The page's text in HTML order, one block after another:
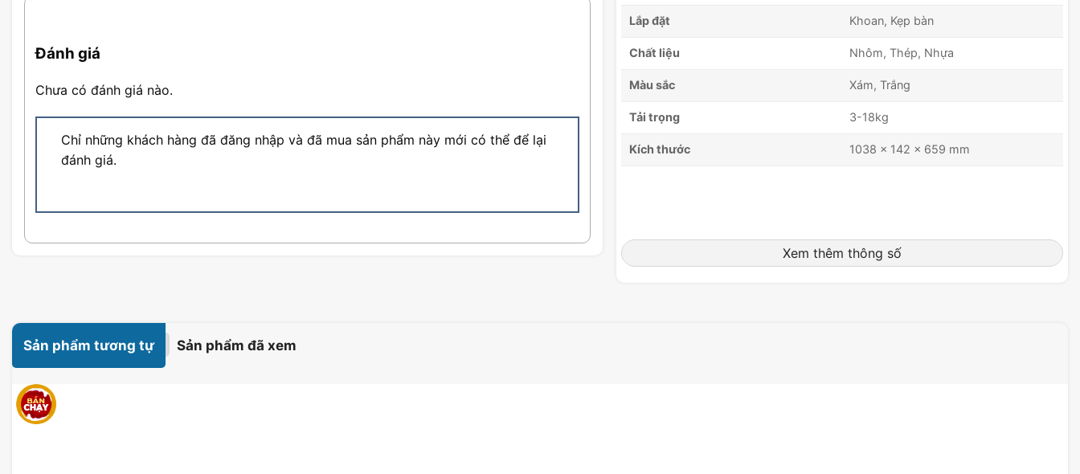
Đánh giá
Chưa có đánh giá nào.
Chỉ những khách hàng đã đăng nhập và đã mua sản phẩm này mới có thể để lại
đánh giá.
Lắp đặt Khoan, Kẹp bàn
Chất liệu Nhôm, Thép, Nhựa
Màu sắc Xám, Trắng
Tải trọng 3-18kg
Kích thước 1038 x 142 x 659 mm
Xem thêm thông số
Sản phẩm tương tự Sản phẩm đã xem